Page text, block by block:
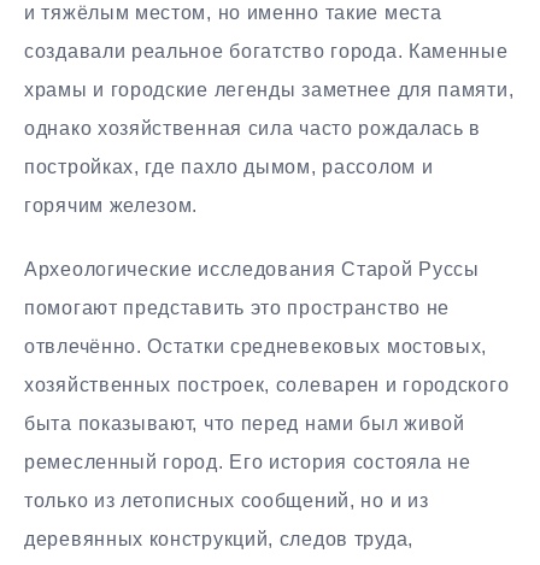
и тяжёлым местом, но именно такие места
создавали реальное богатство города. Каменные
храмы и городские легенды заметнее для памяти,
однако хозяйственная сила часто рождалась в
постройках, где пахло дымом, рассолом и
горячим железом.
Археологические исследования Старой Руссы
помогают представить это пространство не
отвлечённо. Остатки средневековых мостовых,
хозяйственных построек, солеварен и городского
быта показывают, что перед нами был живой
ремесленный город. Его история состояла не
только из летописных сообщений, но и из
деревянных конструкций, следов труда,